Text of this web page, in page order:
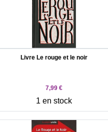
Livre Le rouge et le noir
7,99 €
1 en stock